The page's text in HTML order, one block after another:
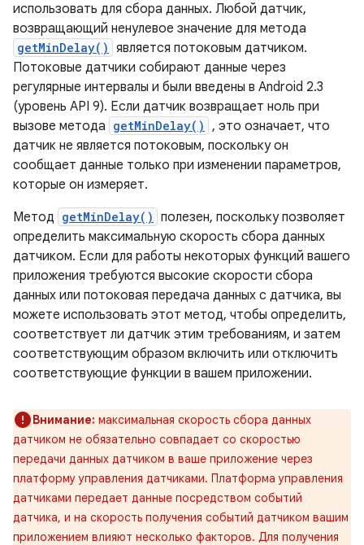
использовать для сбора данных. Любой датчик,
возвращающий ненулевое значение для метода
getMinDelay() является потоковым датчиком.
Потоковые датчики собирают данные через
регулярные интервалы и были введены в Android 2.3
(уровень API 9). Если датчик возвращает ноль при
вызове метода getMinDelay() , это означает, что
датчик не является потоковым, поскольку он
сообщает данные только при изменении параметров,
которые он измеряет.
Метод getMinDelay() полезен, поскольку позволяет
определить максимальную скорость сбора данных
датчиком. Если для работы некоторых функций вашего
приложения требуются высокие скорости сбора
данных или потоковая передача данных с датчика, вы
можете использовать этот метод, чтобы определить,
соответствует ли датчик этим требованиям, и затем
соответствующим образом включить или отключить
соответствующие функции в вашем приложении.
Внимание: максимальная скорость сбора данных
датчиком не обязательно совпадает со скоростью
передачи данных датчиком в ваше приложение через
платформу управления датчиками. Платформа управления
датчиками передает данные посредством событий
датчика, и на скорость получения событий датчиком вашим
приложением влияют несколько факторов. Для получения